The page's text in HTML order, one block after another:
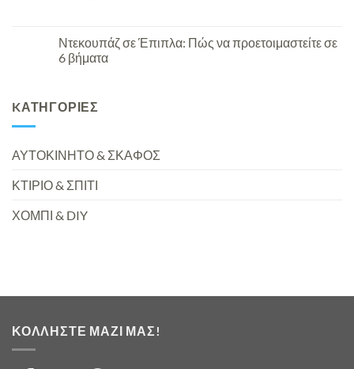
Ντεκουπάζ σε Έπιπλα: Πώς να προετοιμαστείτε σε
6 βήματα
KΑΤΗΓΟΡΊΕΣ
ΑΥΤΟΚΙΝΗΤΟ & ΣΚΑΦΟΣ
ΚΤΙΡΙΟ & ΣΠΙΤΙ
ΧΟΜΠΙ & DIY
ΚΟΛΛΉΣΤΕ ΜΑΖΊ ΜΑΣ!